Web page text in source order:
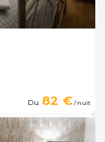
Du 82 €/ nuit